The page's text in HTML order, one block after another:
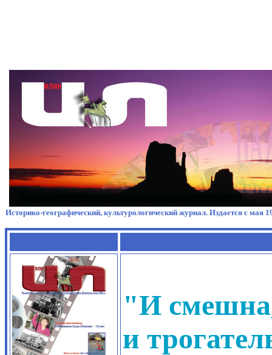
Историко-географический, культурологический журнал. Издается с мая
"И
и